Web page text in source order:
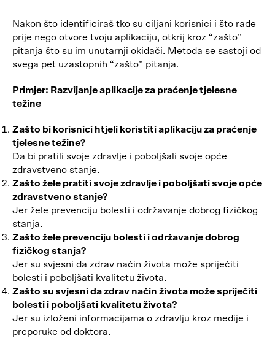
Nakon što identificiraš tko su ciljani korisnici i što rade
prije nego otvore tvoju aplikaciju, otkrij kroz “zašto”
pitanja što su im unutarnji okidači. Metoda se sastoji od
svega pet uzastopnih “zašto” pitanja.
Primjer: Razvijanje aplikacije za praćenje tjelesne
težine
Zašto bi korisnici htjeli koristiti aplikaciju za praćenje
tjelesne težine?
Da bi pratili svoje zdravlje i poboljšali svoje opće
zdravstveno stanje.
Zašto žele pratiti svoje zdravlje i poboljšati svoje opće
zdravstveno stanje?
Jer žele prevenciju bolesti i održavanje dobrog fizičkog
stanja.
Zašto žele prevenciju bolesti i održavanje dobrog
fizičkog stanja?
Jer su svjesni da zdrav način života može spriječiti
bolesti i poboljšati kvalitetu života.
Zašto su svjesni da zdrav način života može spriječiti
bolesti i poboljšati kvalitetu života?
Jer su izloženi informacijama o zdravlju kroz medije i
preporuke od doktora.